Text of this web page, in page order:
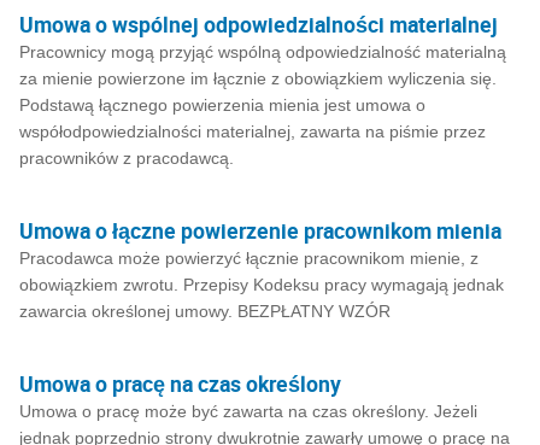
Umowa o wspólnej odpowiedzialności materialnej
Pracownicy mogą przyjąć wspólną odpowiedzialność materialną
za mienie powierzone im łącznie z obowiązkiem wyliczenia się.
Podstawą łącznego powierzenia mienia jest umowa o
współodpowiedzialności materialnej, zawarta na piśmie przez
pracowników z pracodawcą.
Umowa o łączne powierzenie pracownikom mienia
Pracodawca może powierzyć łącznie pracownikom mienie, z
obowiązkiem zwrotu. Przepisy Kodeksu pracy wymagają jednak
zawarcia określonej umowy. BEZPŁATNY WZÓR
Umowa o pracę na czas określony
Umowa o pracę może być zawarta na czas określony. Jeżeli
jednak poprzednio strony dwukrotnie zawarły umowę o pracę na